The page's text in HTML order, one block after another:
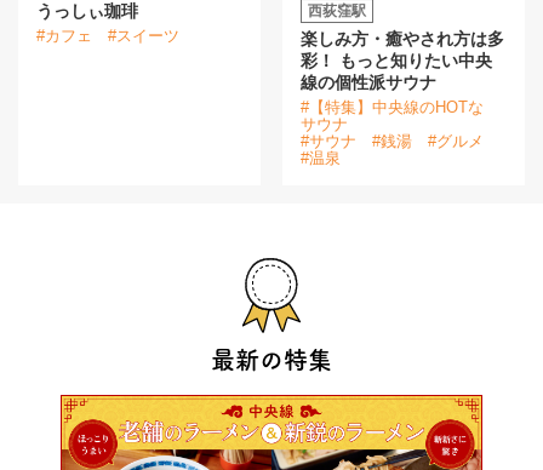
最新の特集
うっしぃ珈琲
#カフェ #スイーツ
西荻窪駅
楽しみ方・癒やされ方は多
彩！ もっと知りたい中央
線の個性派サウナ
#【特集】中央線のHOTな
サウナ
#サウナ
#銭湯
#グルメ
#温泉